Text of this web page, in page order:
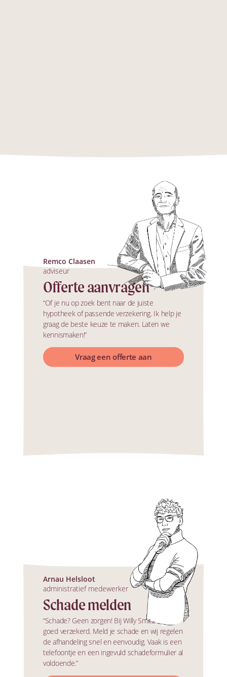
Arnau Helsloot
administratief medewerker
Schade melden
“Schade? Geen zorgen! Bij Willy Smits ben je
goed verzekerd. Meld je schade en wij regelen
de afhandeling snel en eenvoudig. Vaak is een
telefoontje en een ingevuld schadeformulier al
voldoende.”
Remco Claasen
adviseur
Offerte aanvragen
“Of je nu op zoek bent naar de juiste
hypotheek of passende verzekering. Ik help je
graag de beste keuze te maken. Laten we
kennismaken!”
Vraag een offerte aan